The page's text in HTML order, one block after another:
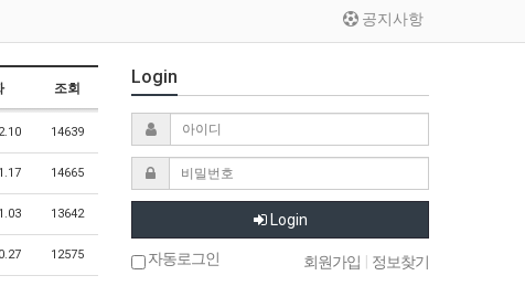
공지사항
조회
14639
14665
13642
12575
Login
Login
자동로그인 회원가입 정보찾기